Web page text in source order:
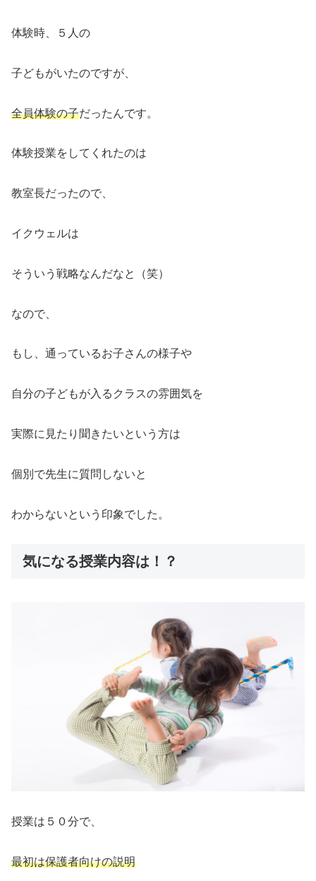
体験時、５人の
子どもがいたのですが、
全員体験の子だったんです。
体験授業をしてくれたのは
教室長だったので、
イクウェルは
そういう戦略なんだなと（笑）
なので、
もし、通っているお子さんの様子や
自分の子どもが入るクラスの雰囲気を
実際に見たり聞きたいという方は
個別で先生に質問しないと
わからないという印象でした。
気になる授業内容は！？
授業は５０分で、
最初は保護者向けの説明